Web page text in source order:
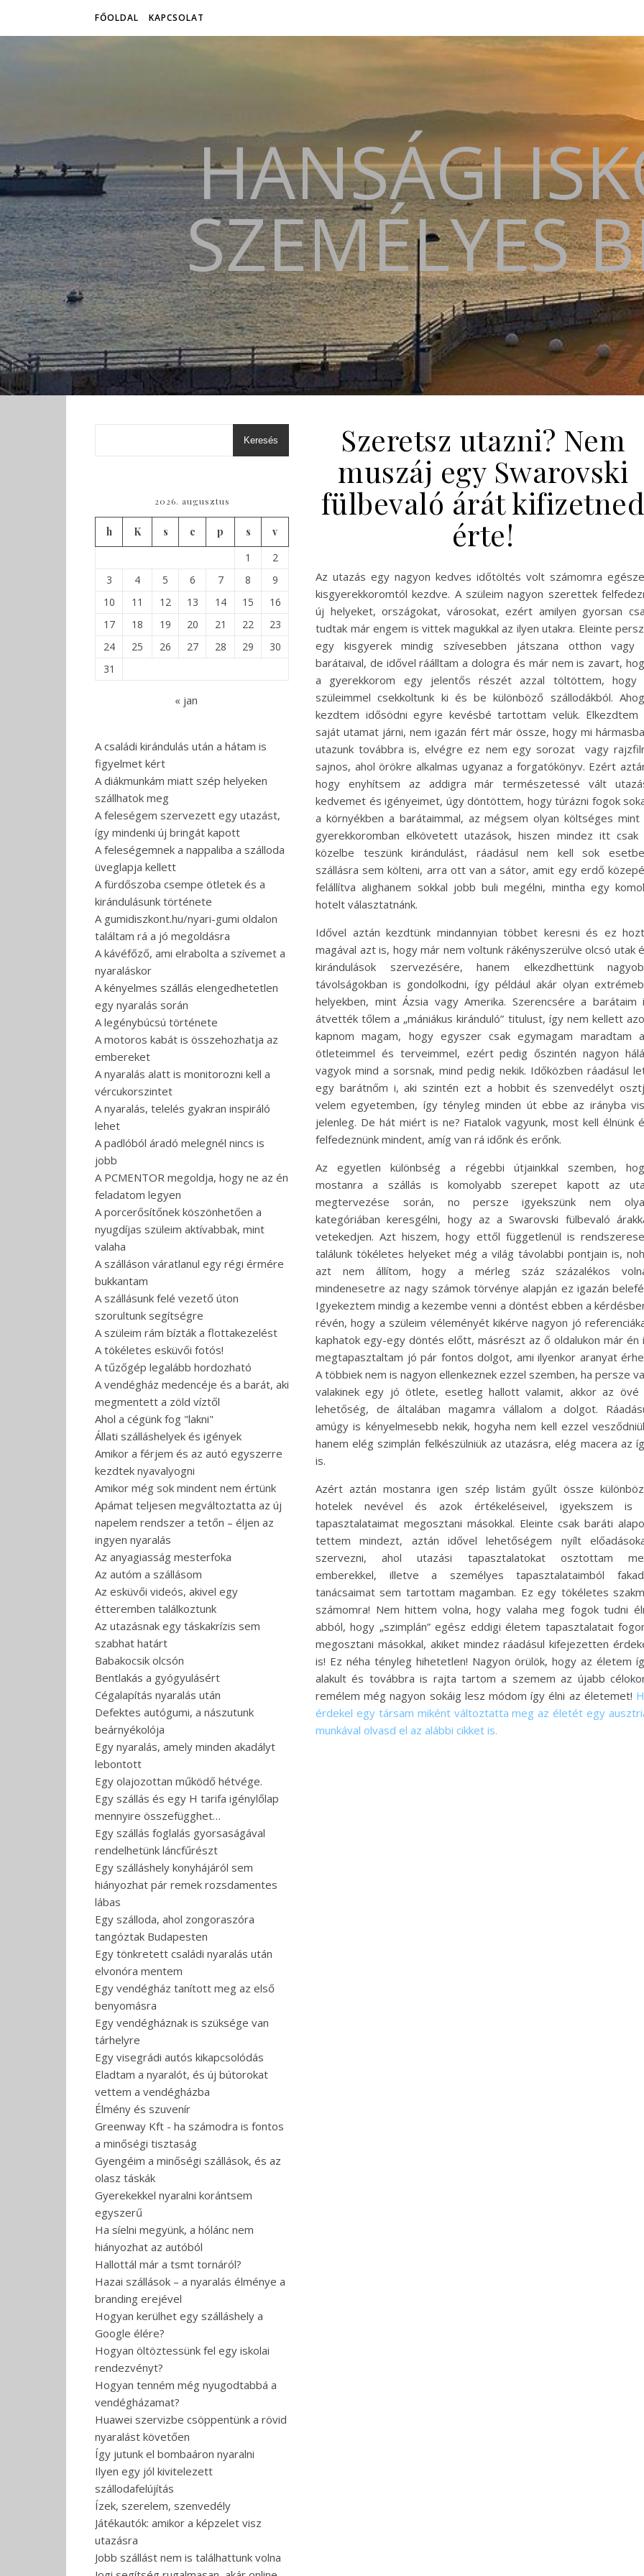
FŐOLDAL KAPCSOLAT
HANSÁGI
SZEMÉLYES
Keresés
2026. augusztus
h K s c p s
v
1
2
3
4 5 6 7 8
9
10
11 12 13 14 15
16
17
18 19 20 21 22
23
24
25 26 27 28 29
30
31
« jan
A családi kirándulás után a hátam is
figyelmet kért
A diákmunkám miatt szép helyeken
szállhatok meg
A feleségem szervezett egy utazást,
így mindenki új bringát kapott
A feleségemnek a nappaliba a szálloda
üveglapja kellett
A fürdőszoba csempe ötletek és a
kirándulásunk története
A gumidiszkont.hu/nyari-gumi oldalon
találtam rá a jó megoldásra
A kávéfőző, ami elrabolta a szívemet a
nyaraláskor
A kényelmes szállás elengedhetetlen
egy nyaralás során
A legénybúcsú története
A motoros kabát is összehozhatja az
embereket
A nyaralás alatt is monitorozni kell a
vércukorszintet
A nyaralás, telelés gyakran inspiráló
lehet
A padlóból áradó melegnél nincs is
jobb
A PCMENTOR megoldja, hogy ne az én
feladatom legyen
A porcerősítőnek köszönhetően a
nyugdíjas szüleim aktívabbak, mint
valaha
A szálláson váratlanul egy régi érmére
bukkantam
A szállásunk felé vezető úton
szorultunk segítségre
A szüleim rám bízták a flottakezelést
A tökéletes esküvői fotós!
A tűzőgép legalább hordozható
A vendégház medencéje és a barát, aki
megmentett a zöld víztől
Ahol a cégünk fog "lakni"
Állati szálláshelyek és igények
Amikor a férjem és az autó egyszerre
kezdtek nyavalyogni
Amikor még sok mindent nem értünk
Apámat teljesen megváltoztatta az új
napelem rendszer a tetőn – éljen az
ingyen nyaralás
Az anyagiasság mesterfoka
Az autóm a szállásom
Az esküvői videós, akivel egy
étteremben találkoztunk
Az utazásnak egy táskakrízis sem
szabhat határt
Babakocsik olcsón
Bentlakás a gyógyulásért
Cégalapítás nyaralás után
Defektes autógumi, a nászutunk
beárnyékolója
Egy nyaralás, amely minden akadályt
lebontott
Egy olajozottan működő hétvége.
Egy szállás és egy H tarifa igénylőlap
mennyire összefügghet…
Egy szállás foglalás gyorsaságával
rendelhetünk láncfűrészt
Egy szálláshely konyhájáról sem
hiányozhat pár remek rozsdamentes
lábas
Egy szálloda, ahol zongoraszóra
tangóztak Budapesten
Egy tönkretett családi nyaralás után
elvonóra mentem
Egy vendégház tanított meg az első
benyomásra
Egy vendégháznak is szüksége van
tárhelyre
Egy visegrádi autós kikapcsolódás
Eladtam a nyaralót, és új bútorokat
vettem a vendégházba
Élmény és szuvenír
Greenway Kft - ha számodra is fontos
a minőségi tisztaság
Gyengéim a minőségi szállások, és az
olasz táskák
Gyerekekkel nyaralni korántsem
egyszerű
Ha síelni megyünk, a hólánc nem
hiányozhat az autóból
Hallottál már a tsmt tornáról?
Hazai szállások – a nyaralás élménye a
branding erejével
Hogyan kerülhet egy szálláshely a
Google élére?
Hogyan öltöztessünk fel egy iskolai
rendezvényt?
Hogyan tenném még nyugodtabbá a
vendégházamat?
Huawei szervizbe csöppentünk a rövid
nyaralást követően
Így jutunk el bombaáron nyaralni
Ilyen egy jól kivitelezett
szállodafelújítás
Ízek, szerelem, szenvedély
Játékautók: amikor a képzelet visz
utazásra
Jobb szállást nem is találhattunk volna
Szeretsz utazni? Nem
muszáj egy Swarovski
fülbevaló árát kifizetned
érte!
Az utazás egy nagyon kedves időtöltés volt számomra
kisgyerekkoromtól kezdve. A szüleim nagyon szerettek
új helyeket, országokat, városokat, ezért amilyen gyorsan
tudtak már engem is vittek magukkal az ilyen utakra. Eleinte
egy kisgyerek mindig szívesebben játszana otthon vagy
barátaival, de idővel ráálltam a dologra és már nem is zavart,
a gyerekkorom egy jelentős részét azzal töltöttem, hogy
szüleimmel csekkoltunk ki és be különböző szállodákból.
kezdtem idősödni egyre kevésbé tartottam velük. Elkezdtem
saját utamat járni, nem igazán fért már össze, hogy mi
utazunk továbbra is, elvégre ez nem egy sorozat vagy
sajnos, ahol örökre alkalmas ugyanaz a forgatókönyv. Ezért
hogy enyhítsem az addigra már természetessé vált
kedvemet és igényeimet, úgy döntöttem, hogy túrázni fogok
a környékben a barátaimmal, az mégsem olyan költséges mint
gyerekkoromban elkövetett utazások, hiszen mindez itt csak
közelbe teszünk kirándulást, ráadásul nem kell sok
szállásra sem költeni, arra ott van a sátor, amit egy erdő
felállítva alighanem sokkal jobb buli megélni, mintha egy
hotelt választatnánk.
Idővel aztán kezdtünk mindannyian többet keresni és ez
magával azt is, hogy már nem voltunk rákényszerülve olcsó utak
kirándulások szervezésére, hanem elkezdhettünk
távolságokban is gondolkodni, így például akár olyan
helyekben, mint Ázsia vagy Amerika. Szerencsére a barátaim
átvették tőlem a „mániákus kiránduló” titulust, így nem kellett
kapnom magam, hogy egyszer csak egymagam maradtam
ötleteimmel és terveimmel, ezért pedig őszintén nagyon
vagyok mind a sorsnak, mind pedig nekik. Időközben ráadásul
egy barátnőm i, aki szintén ezt a hobbit és szenvedélyt
velem egyetemben, így tényleg minden út ebbe az irányba
jelenleg. De hát miért is ne? Fiatalok vagyunk, most kell élnünk
felfedeznünk mindent, amíg van rá időnk és erőnk.
Az egyetlen különbség a régebbi útjainkkal szemben,
mostanra a szállás is komolyabb szerepet kapott az
megtervezése során, no persze igyekszünk nem
kategóriában keresgélni, hogy az a Swarovski fülbevaló
vetekedjen. Azt hiszem, hogy ettől függetlenül is
találunk tökéletes helyeket még a világ távolabbi pontjain is,
azt nem állítom, hogy a mérleg száz százalékos
mindenesetre az nagy számok törvénye alapján ez igazán
Igyekeztem mindig a kezembe venni a döntést ebben a
révén, hogy a szüleim véleményét kikérve nagyon jó
kaphatok egy-egy döntés előtt, másrészt az ő oldalukon már én
megtapasztaltam jó pár fontos dolgot, ami ilyenkor aranyat
A többiek nem is nagyon ellenkeznek ezzel szemben, ha persze
valakinek egy jó ötlete, esetleg hallott valamit, akkor az övé
lehetőség, de általában magamra vállalom a dolgot.
amúgy is kényelmesebb nekik, hogyha nem kell ezzel
hanem elég szimplán felkészülniük az utazásra, elég macera az
is.
Azért aztán mostanra igen szép listám gyűlt össze
hotelek nevével és azok értékeléseivel, igyekszem is
tapasztalataimat megosztani másokkal. Eleinte csak baráti
tettem mindezt, aztán idővel lehetőségem nyílt
szervezni, ahol utazási tapasztalatokat osztottam
emberekkel, illetve a személyes tapasztalataimból
tanácsaimat sem tartottam magamban. Ez egy tökéletes
számomra! Nem hittem volna, hogy valaha meg fogok tudni
abból, hogy „szimplán” egész eddigi életem tapasztalatait
megosztani másokkal, akiket mindez ráadásul kifejezetten
is! Ez néha tényleg hihetetlen! Nagyon örülök, hogy az életem
alakult és továbbra is rajta tartom a szemem az újabb
remélem még nagyon sokáig lesz módom így élni az életemet!
érdekel egy társam miként változtatta meg az életét egy
munkával olvasd el az alábbi cikket is.